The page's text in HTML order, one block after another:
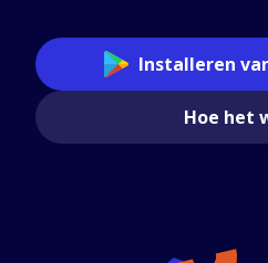
Installeren
Hoe het